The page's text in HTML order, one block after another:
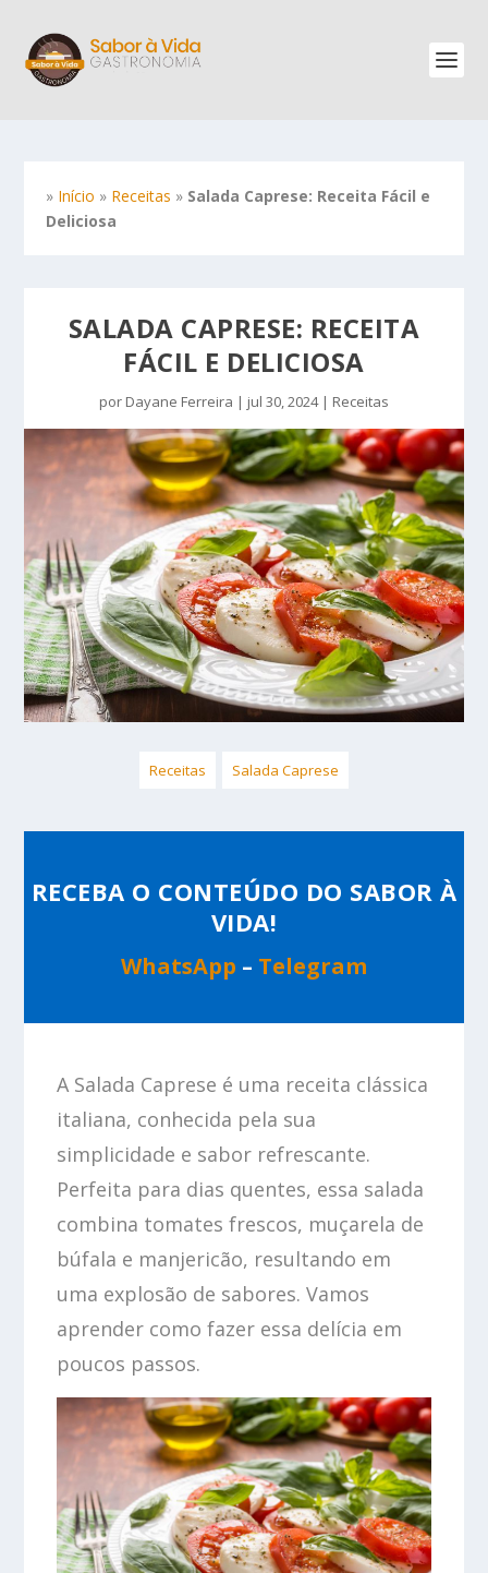
» Início » Receitas » Salada Caprese: Receita Fácil e
Deliciosa
SALADA CAPRESE: RECEITA
FÁCIL E DELICIOSA
por Dayane Ferreira | jul 30, 2024| Receitas
Receitas Salada Caprese
RECEBA O CONTEÚDO DO SABOR À
VIDA!
WhatsApp – Telegram
A Salada Caprese é uma receita clássica
italiana, conhecida pela sua
simplicidade e sabor refrescante.
Perfeita para dias quentes, essa salada
combina tomates frescos, muçarela de
búfala e manjericão, resultando em
uma explosão de sabores. Vamos
aprender como fazer essa delícia em
poucos passos.